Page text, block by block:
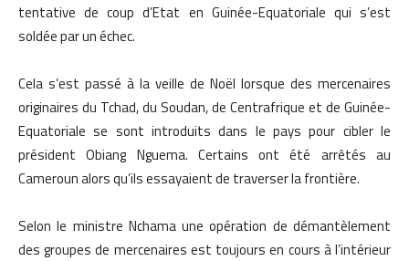
tentative de coup d’Etat en Guinée-Equatoriale qui s’est
soldée par un échec.
Cela s’est passé à la veille de Noël lorsque des mercenaires
originaires du Tchad, du Soudan, de Centrafrique et de Guinée-
Equatoriale se sont introduits dans le pays pour cibler le
président Obiang Nguema. Certains ont été arrêtés au
Cameroun alors qu’ils essayaient de traverser la frontière.
Selon le ministre Nchama une opération de démantèlement
des groupes de mercenaires est toujours en cours à l’intérieur